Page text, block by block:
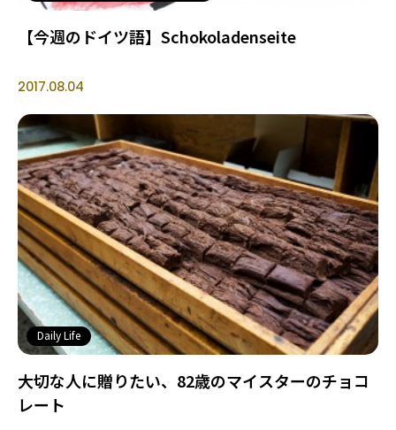
【今週のドイツ語】Schokoladenseite
2017.08.04
Daily Life
大切な人に贈りたい、82歳のマイスターのチョコ
レート